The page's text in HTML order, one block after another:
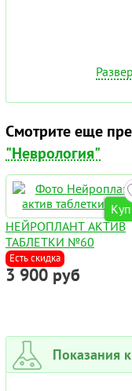
Смотрите еще
"Неврология"
НЕЙРОПЛАНТ АКТИВ
ТАБЛЕТКИ №60
Есть скидка
3 900 руб
Показания